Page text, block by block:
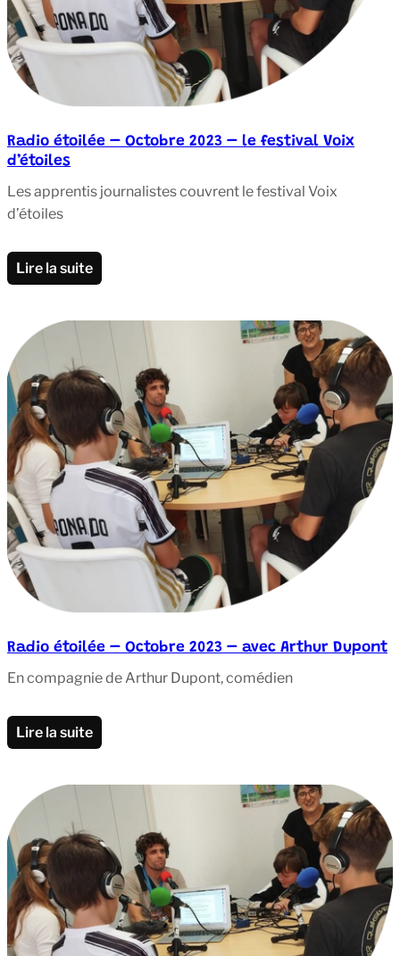
Radio étoilée – Octobre 2023 – le festival Voix
d’étoiles
Les apprentis journalistes couvrent le festival Voix
d’étoiles
Lire la suite
Radio étoilée – Octobre 2023 – avec Arthur Dupont
En compagnie de Arthur Dupont, comédien
Lire la suite